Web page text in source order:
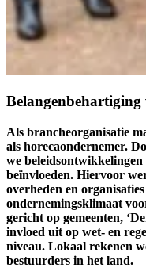
Belangenbehartiging
Als brancheorganisatie
als horecaondernemer.
we
beïnvloeden. Hiervoor
overheden en
ondernemingsklimaat
gericht op gemeenten,
invloed uit op wet- en
niveau. Lokaal rekenen
bestuurders in het land.